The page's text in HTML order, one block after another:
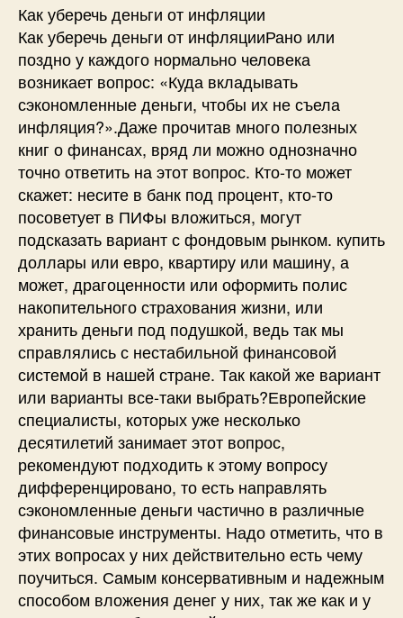
Как уберечь деньги от инфляции
Как уберечь деньги от инфляцииРано или
поздно у каждого нормально человека
возникает вопрос: «Куда вкладывать
сэкономленные деньги, чтобы их не съела
инфляция?».Даже прочитав много полезных
книг о финансах, вряд ли можно однозначно
точно ответить на этот вопрос. Кто-то может
скажет: несите в банк под процент, кто-то
посоветует в ПИФы вложиться, могут
подсказать вариант с фондовым рынком. купить
доллары или евро, квартиру или машину, а
может, драгоценности или оформить полис
накопительного страхования жизни, или
хранить деньги под подушкой, ведь так мы
справлялись с нестабильной финансовой
системой в нашей стране. Так какой же вариант
или варианты все-таки выбрать?Европейские
специалисты, которых уже несколько
десятилетий занимает этот вопрос,
рекомендуют подходить к этому вопросу
дифференцировано, то есть направлять
сэкономленные деньги частично в различные
финансовые инструменты. Надо отметить, что в
этих вопросах у них действительно есть чему
поучиться. Самым консервативным и надежным
способом вложения денег у них, так же как и у